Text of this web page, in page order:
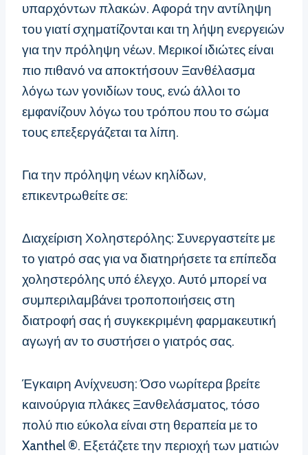
υπαρχόντων πλακών. Αφορά την αντίληψη
του γιατί σχηματίζονται και τη λήψη ενεργειών
για την πρόληψη νέων. Μερικοί ιδιώτες είναι
πιο πιθανό να αποκτήσουν Ξανθέλασμα
λόγω των γονιδίων τους, ενώ άλλοι το
εμφανίζουν λόγω του τρόπου που το σώμα
τους επεξεργάζεται τα λίπη.
Για την πρόληψη νέων κηλίδων,
επικεντρωθείτε σε:
Διαχείριση Χοληστερόλης: Συνεργαστείτε με
το γιατρό σας για να διατηρήσετε τα επίπεδα
χοληστερόλης υπό έλεγχο. Αυτό μπορεί να
συμπεριλαμβάνει τροποποιήσεις στη
διατροφή σας ή συγκεκριμένη φαρμακευτική
αγωγή αν το συστήσει ο γιατρός σας.
Έγκαιρη Ανίχνευση: Όσο νωρίτερα βρείτε
καινούργια πλάκες Ξανθελάσματος, τόσο
πολύ πιο εύκολα είναι στη θεραπεία με το
Xanthel ®. Εξετάζετε την περιοχή των ματιών